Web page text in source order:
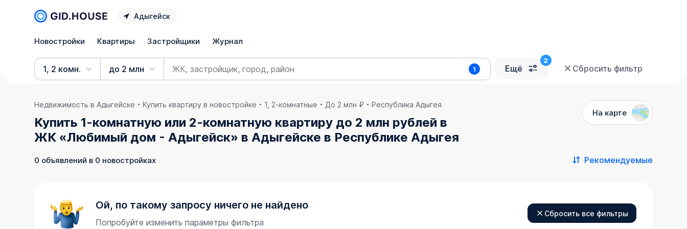
Адыгейск
Новостройки Квартиры Застройщики Журнал
1, 2 комн. до 2 млн 1 Ещё Сбросить фильтр
Недвижимость в Адыгейске Купить квартиру в новостройке 1, 2-комнатные До 2 млн ₽ Республика Адыгея
Купить 1-комнатную или 2-комнатную квартиру до 2 млн рублей в
ЖК «Любимый дом - Адыгейск» в Адыгейске в Республике Адыгея
На карте
0 объявлений в 0 новостройках Рекомендуемые
Ой, по такому запросу ничего не найдено
Попробуйте изменить параметры фильтра
Сбросить все фильтры